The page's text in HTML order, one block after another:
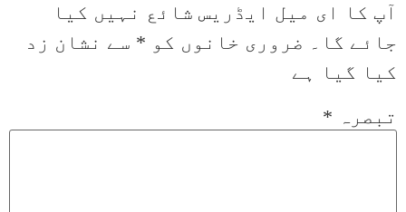
آپ کا ای میل ایڈریس شائع نہیں کیا
جائے گا۔ ضروری خانوں کو * سے نشان زد
کیا گیا ہے
تبصرہ *